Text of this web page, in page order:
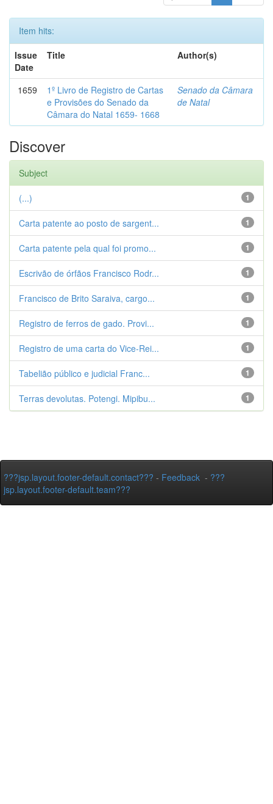
Item hits:
Issue
Date
Title Author(s)
1659
1º Livro de Registro de Cartas
e Provisões do Senado da
Câmara do Natal 1659- 1668
Senado da Câmara
de Natal
Discover
Subject
1
(...)
1
Carta patente ao posto de sargent...
1
Carta patente pela qual foi promo...
1
Escrivão de órfãos Francisco Rodr...
1
Francisco de Brito Saraiva, cargo...
1
Registro de ferros de gado. Provi...
1
Registro de uma carta do Vice-Rei...
1
Tabelião público e judicial Franc...
1
Terras devolutas. Potengi. Mipibu...
???jsp.layout.footer-default.contact??? - Feedback - ???
jsp.layout.footer-default.team???